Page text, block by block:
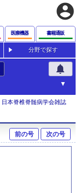
account_circle
医療機器 書籍通販
分野で探す
notifications
日本脊椎脊髄病学会雑誌
前の号 次の号